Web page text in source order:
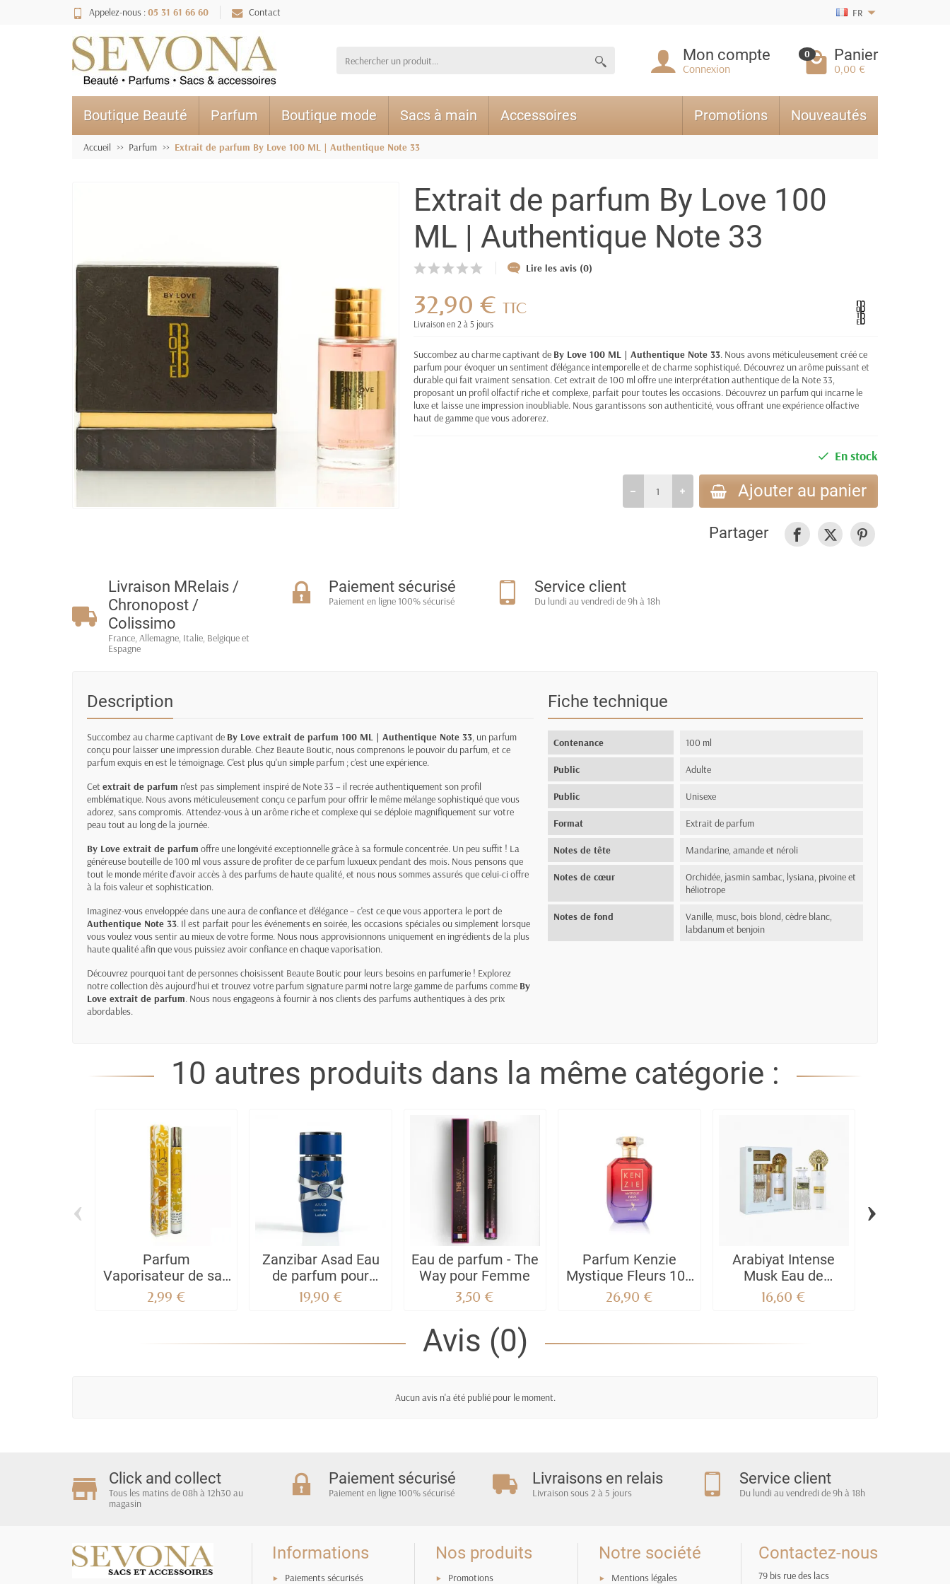
Appelez-nous :05 31 61 66 60 Contact FR
Mon compte
Connexion
0 Panier
0,00 €
Boutique Beauté Parfum Boutique mode Sacs à main Accessoires Promotions Nouveautés
Accueil Parfum Extrait de parfum By Love 100 ML | Authentique Note 33
Extrait de parfum By Love 100
ML | Authentique Note 33
Lire les avis (0)
32,90 €TTC
Livraison en 2 à 5 jours
Succombez au charme captivant de By Love 100 ML | Authentique Note 33. Nous avons méticuleusement créé ce
parfum pour évoquer un sentiment d'élégance intemporelle et de charme sophistiqué. Découvrez un arôme puissant et
durable qui fait vraiment sensation. Cet extrait de 100 ml offre une interprétation authentique de la Note 33,
proposant un profil olfactif riche et complexe, parfait pour toutes les occasions. Découvrez un parfum qui incarne le
luxe et laisse une impression inoubliable. Nous garantissons son authenticité, vous offrant une expérience olfactive
haut de gamme que vous adorerez.
En stock
Ajouter au panier
Partager
Livraison MRelais /
Chronopost /
Colissimo
France, Allemagne, Italie, Belgique et
Espagne
Paiement sécurisé
Paiement en ligne 100% sécurisé
Service client
Du lundi au vendredi de 9h à 18h
Description
Succombez au charme captivant de By Love extrait de parfum 100 ML | Authentique Note 33, un parfum
conçu pour laisser une impression durable. Chez Beaute Boutic, nous comprenons le pouvoir du parfum, et ce
parfum exquis en est le témoignage. C'est plus qu'un simple parfum ; c'est une expérience.
Cet extrait de parfum n'est pas simplement inspiré de Note 33 – il recrée authentiquement son profil
emblématique. Nous avons méticuleusement conçu ce parfum pour offrir le même mélange sophistiqué que vous
adorez, sans compromis. Attendez-vous à un arôme riche et complexe qui se déploie magnifiquement sur votre
peau tout au long de la journée.
By Love extrait de parfum offre une longévité exceptionnelle grâce à sa formule concentrée. Un peu suffit ! La
généreuse bouteille de 100 ml vous assure de profiter de ce parfum luxueux pendant des mois. Nous pensons que
tout le monde mérite d'avoir accès à des parfums de haute qualité, et nous nous sommes assurés que celui-ci offre
à la fois valeur et sophistication.
Imaginez-vous enveloppée dans une aura de confiance et d'élégance – c'est ce que vous apportera le port de
Authentique Note 33. Il est parfait pour les événements en soirée, les occasions spéciales ou simplement lorsque
vous voulez vous sentir au mieux de votre forme. Nous nous approvisionnons uniquement en ingrédients de la plus
haute qualité afin que vous puissiez avoir confiance en chaque vaporisation.
Découvrez pourquoi tant de personnes choisissent Beaute Boutic pour leurs besoins en parfumerie ! Explorez
notre collection dès aujourd'hui et trouvez votre parfum signature parmi notre large gamme de parfums comme By
Love extrait de parfum. Nous nous engageons à fournir à nos clients des parfums authentiques à des prix
abordables.
Fiche technique
Contenance 100 ml
Public Adulte
Public Unisexe
Format Extrait de parfum
Notes de tête Mandarine, amande et néroli
Notes de cœur
Orchidée, jasmin sambac, lysiana, pivoine et
héliotrope
Notes de fond
Vanille, musc, bois blond, cèdre blanc,
labdanum et benjoin
10 autres produits dans la même catégorie :
Parfum
Vaporisateur de sac
35 ML Yara Orange
"Tous"
2,99 €
Zanzibar Asad Eau
de parfum pour
homme - Lattafa
Perfumes
19,90 €
Eau de parfum - The
Way pour Femme
3,50 €
Parfum Kenzie
Mystique Fleurs 100
ML - volaré
26,90 €
Arabiyat Intense
Musk Eau de
Parfum - 100 ML
Unisex My Perfumes
16,60 €
‹ ›
Avis (0)
Aucun avis n'a été publié pour le moment.
Click and collect
Tous les matins de 08h à 12h30 au
magasin
Paiement sécurisé
Paiement en ligne 100% sécurisé
Livraisons en relais
Livraison sous 2 à 5 jours
Service client
Du lundi au vendredi de 9h à 18h
Informations
Paiements sécurisés
Nos produits
Promotions
Notre société
Mentions légales
Contactez-nous
79 bis rue des lacs